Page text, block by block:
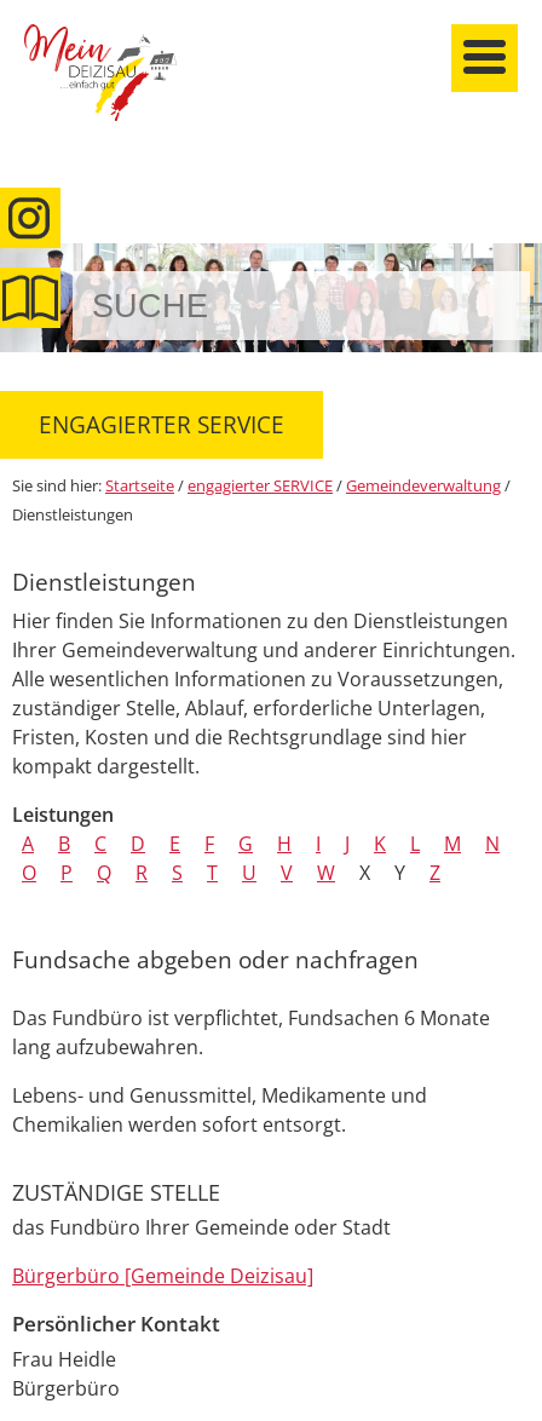
anmelden
ENGAGIERTER SERVICE
Sie sind hier:Startseite/engagierter SERVICE/Gemeindeverwaltung/
Dienstleistungen
Dienstleistungen
Hier finden Sie Informationen zu den Dienstleistungen
Ihrer Gemeindeverwaltung und anderer Einrichtungen.
Alle wesentlichen Informationen zu Voraussetzungen,
zuständiger Stelle, Ablauf, erforderliche Unterlagen,
Fristen, Kosten und die Rechtsgrundlage sind hier
kompakt dargestellt.
Leistungen
A
B C D E F G H I J K L M
N
O
P Q R S T U V W X Y Z
Fundsache abgeben oder nachfragen
Das Fundbüro ist verpflichtet, Fundsachen 6 Monate
lang aufzubewahren.
Lebens- und Genussmittel, Medikamente und
Chemikalien werden sofort entsorgt.
ZUSTÄNDIGE STELLE
das Fundbüro Ihrer Gemeinde oder Stadt
Bürgerbüro [Gemeinde Deizisau]
Persönlicher Kontakt
Frau Heidle
Bürgerbüro